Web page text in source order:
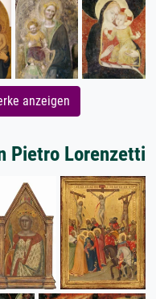
anzeigen
Pietro Lorenzetti